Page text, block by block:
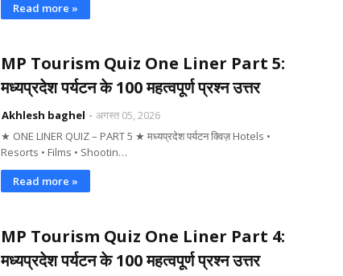
Read more »
MP Tourism Quiz One Liner Part 5:
मध्यप्रदेश पर्यटन के 100 महत्वपूर्ण प्रश्न उत्तर
Akhlesh baghel
अगस्त 05, 2026
★ ONE LINER QUIZ – PART 5 ★ मध्यप्रदेश पर्यटन क्विज़ Hotels •
Resorts • Films • Shootin…
Read more »
MP Tourism Quiz One Liner Part 4:
मध्यप्रदेश पर्यटन के 100 महत्वपूर्ण प्रश्न उत्तर